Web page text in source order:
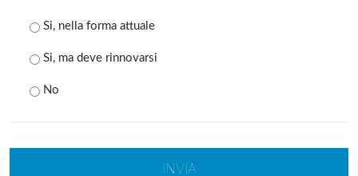
Si, nella forma attuale
Si, ma deve rinnovarsi
No
Solo gli utenti registrati possono